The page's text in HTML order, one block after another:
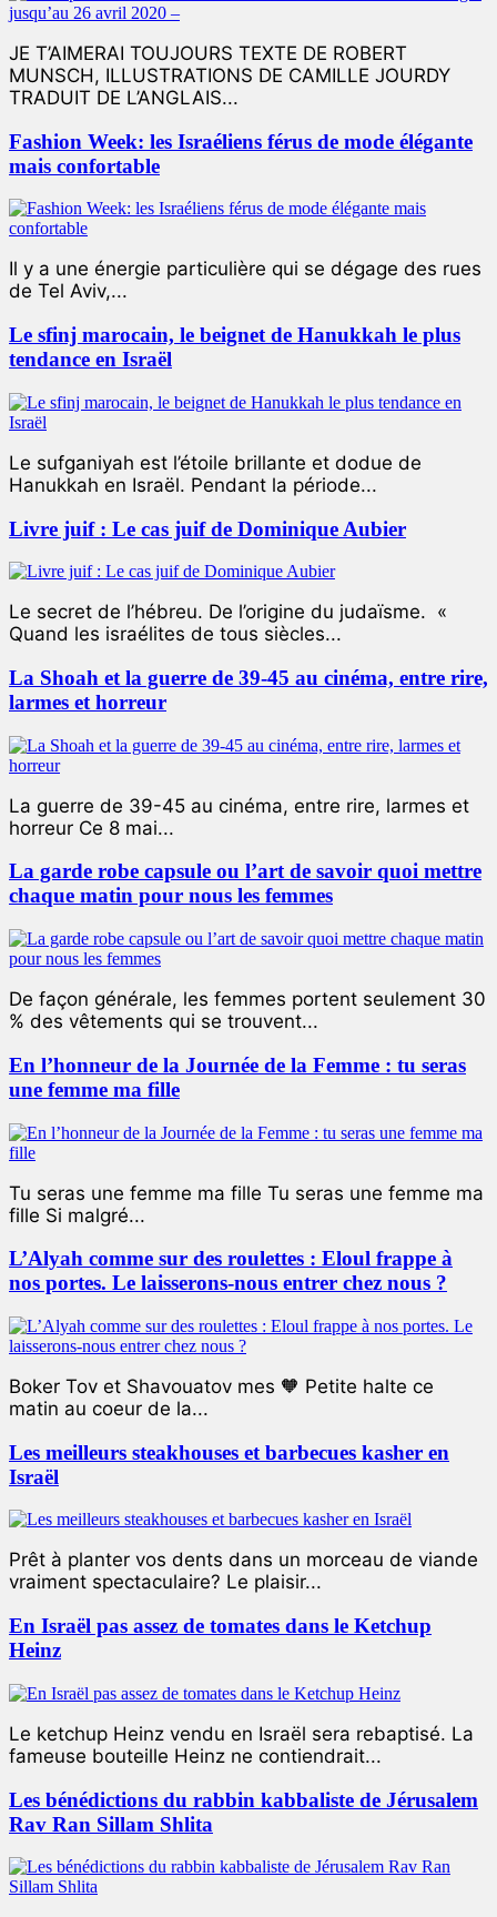
JE T’AIMERAI TOUJOURS TEXTE DE ROBERT
MUNSCH, ILLUSTRATIONS DE CAMILLE JOURDY
TRADUIT DE L’ANGLAIS...
Fashion Week: les Israéliens férus de mode élégante
mais confortable
Il y a une énergie particulière qui se dégage des rues
de Tel Aviv,...
Le sfinj marocain, le beignet de Hanukkah le plus
tendance en Israël
Le sufganiyah est l’étoile brillante et dodue de
Hanukkah en Israël. Pendant la période...
Livre juif : Le cas juif de Dominique Aubier
Le secret de l’hébreu. De l’origine du judaïsme. «
Quand les israélites de tous siècles...
La Shoah et la guerre de 39-45 au cinéma, entre rire,
larmes et horreur
La guerre de 39-45 au cinéma, entre rire, larmes et
horreur Ce 8 mai...
La garde robe capsule ou l’art de savoir quoi mettre
chaque matin pour nous les femmes
De façon générale, les femmes portent seulement 30
% des vêtements qui se trouvent...
En l’honneur de la Journée de la Femme : tu seras
une femme ma fille
Tu seras une femme ma fille Tu seras une femme ma
fille Si malgré...
L’Alyah comme sur des roulettes : Eloul frappe à
nos portes. Le laisserons-nous entrer chez nous ?
Boker Tov et Shavouatov mes 🧡 Petite halte ce
matin au coeur de la...
Les meilleurs steakhouses et barbecues kasher en
Israël
Prêt à planter vos dents dans un morceau de viande
vraiment spectaculaire? Le plaisir...
En Israël pas assez de tomates dans le Ketchup
Heinz
Le ketchup Heinz vendu en Israël sera rebaptisé. La
fameuse bouteille Heinz ne contiendrait...
Les bénédictions du rabbin kabbaliste de Jérusalem
Rav Ran Sillam Shlita